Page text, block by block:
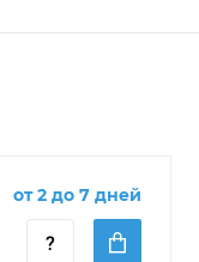
от 2 до 7 дней